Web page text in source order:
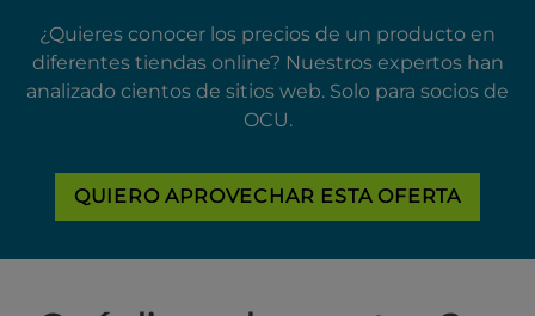
¿Quieres conocer los precios de un producto en
diferentes tiendas online? Nuestros expertos han
analizado cientos de sitios web. Solo para socios de
OCU.
QUIERO APROVECHAR ESTA OFERTA